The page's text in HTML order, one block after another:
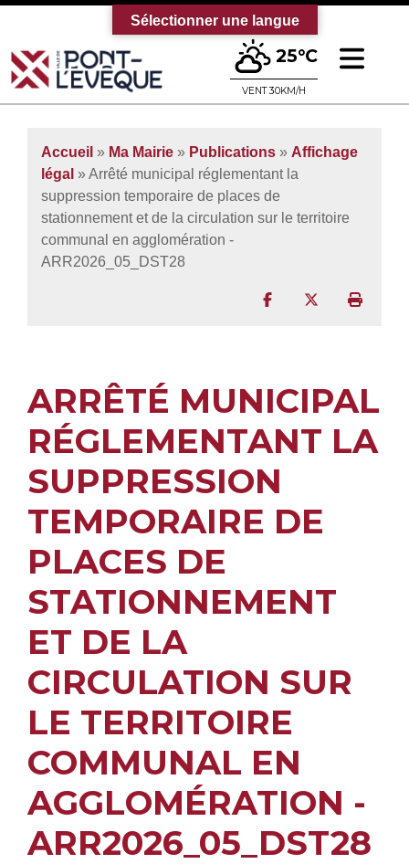
Bienvenue sur le site officiel de la
25°C
VENT 30KM/H
Accueil » Ma Mairie » Publications » Affichage
légal » Arrêté municipal réglementant la
suppression temporaire de places de
stationnement et de la circulation sur le territoire
communal en agglomération -
ARR2026_05_DST28
Partager surPartager sur
ARRÊTÉ MUNICIPAL
RÉGLEMENTANT LA
SUPPRESSION
TEMPORAIRE DE
PLACES DE
STATIONNEMENT
ET DE LA
CIRCULATION SUR
LE TERRITOIRE
COMMUNAL EN
AGGLOMÉRATION -
ARR2026_05_DST28
Sélectionner une langue